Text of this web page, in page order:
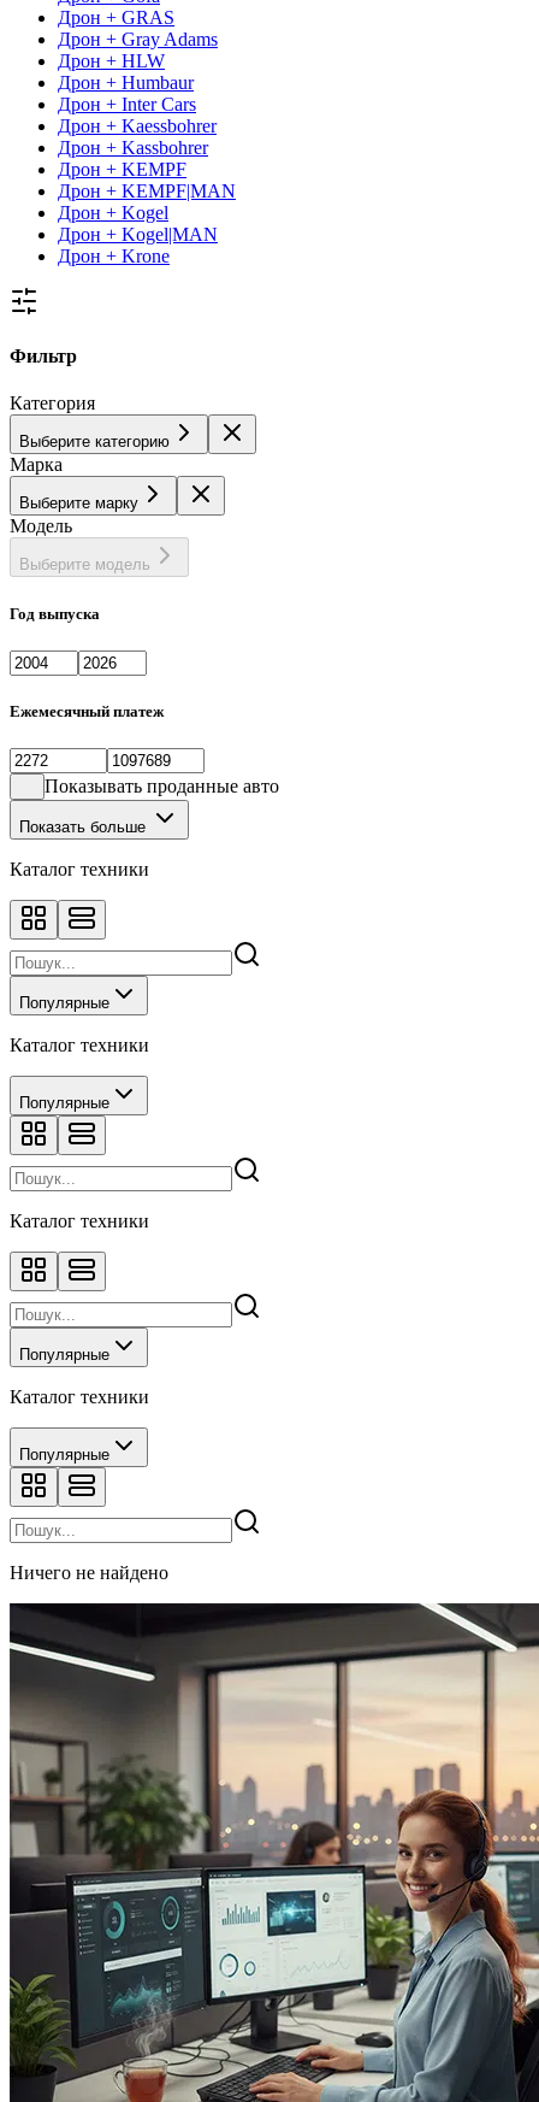
Дрон + GRAS
Дрон + Gray Adams
Дрон + HLW
Дрон + Humbaur
Дрон + Inter Cars
Дрон + Kaessbohrer
Дрон + Kassbohrer
Дрон + KEMPF
Дрон + KEMPF|MAN
Дрон + Kogel
Дрон + Kogel|MAN
Дрон + Krone
Фильтр
Категория
Выберите категорию
Марка
Выберите марку
Модель
Выберите модель
Год выпуска
Ежемесячный платеж
Показывать проданные авто
Показать больше
Каталог техники
Популярные
Каталог техники
Популярные
Каталог техники
Популярные
Каталог техники
Популярные
Ничего не найдено